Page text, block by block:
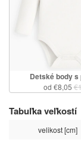
Detské body s
od €8,05
Tabuľka veľkostí
velikost [cm]